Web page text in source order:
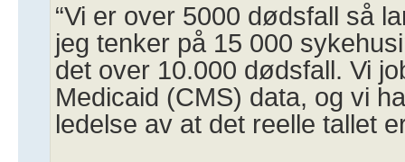
“Vi er over 5000 dødsfall så
jeg tenker på 15 000
det over 10.000 dødsfall. Vi
Medicaid (CMS) data, og vi
ledelse av at det reelle tallet